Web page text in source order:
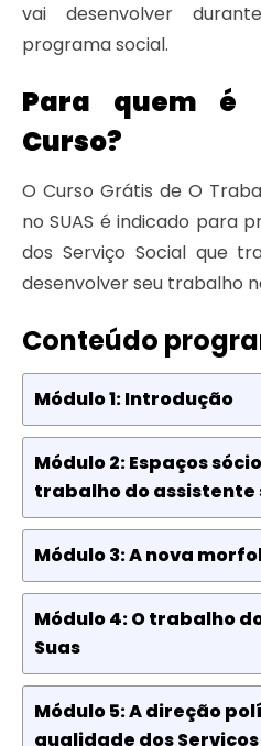
vai desenvolver
programa social.
Para quem é
Curso?
O Curso Grátis de O
no SUAS é indicado para
dos Serviço Social que
desenvolver seu trabalho
Conteúdo
Módulo 1: Introdução
Módulo 2: Espaços
trabalho do assistente
Módulo 3: A nova
Módulo 4: O trabalho
Suas
Módulo 5: A direção
qualidade dos